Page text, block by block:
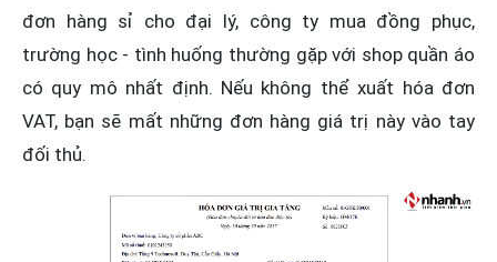
đơn hàng sỉ cho đại lý, công ty mua đồng phục,
trường học - tình huống thường gặp với shop quần áo
có quy mô nhất định. Nếu không thể xuất hóa đơn
VAT, bạn sẽ mất những đơn hàng giá trị này vào tay
đối thủ.